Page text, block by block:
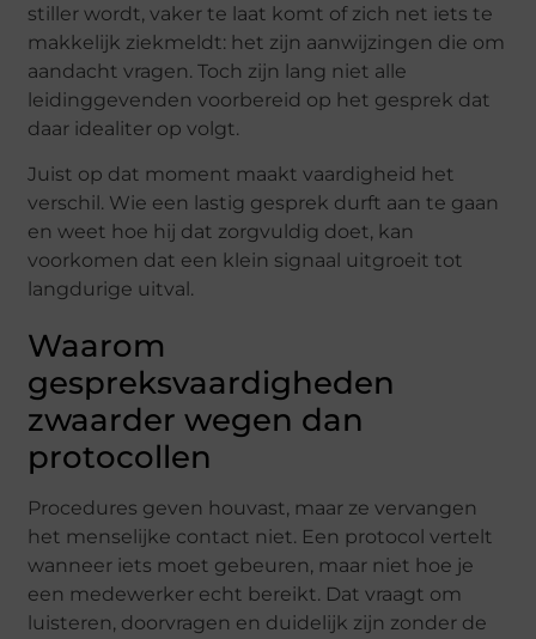
stiller wordt, vaker te laat komt of zich net iets te
makkelijk ziekmeldt: het zijn aanwijzingen die om
aandacht vragen. Toch zijn lang niet alle
leidinggevenden voorbereid op het gesprek dat
daar idealiter op volgt.
Juist op dat moment maakt vaardigheid het
verschil. Wie een lastig gesprek durft aan te gaan
en weet hoe hij dat zorgvuldig doet, kan
voorkomen dat een klein signaal uitgroeit tot
langdurige uitval.
Waarom
gespreksvaardigheden
zwaarder wegen dan
protocollen
Procedures geven houvast, maar ze vervangen
het menselijke contact niet. Een protocol vertelt
wanneer iets moet gebeuren, maar niet hoe je
een medewerker echt bereikt. Dat vraagt om
luisteren, doorvragen en duidelijk zijn zonder de